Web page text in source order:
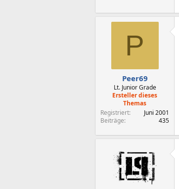
P
Peer69
Lt. Junior Grade
Ersteller dieses
Themas
Registriert
Juni 2001
Beiträge
435